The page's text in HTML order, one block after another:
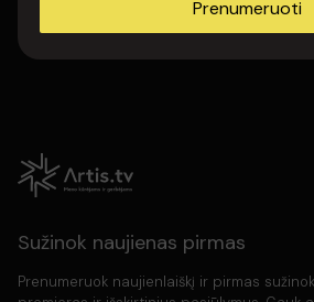
Sužinok naujienas pirmas
Prenumeruok naujienlaiškį ir pirmas
Prenumeruoti